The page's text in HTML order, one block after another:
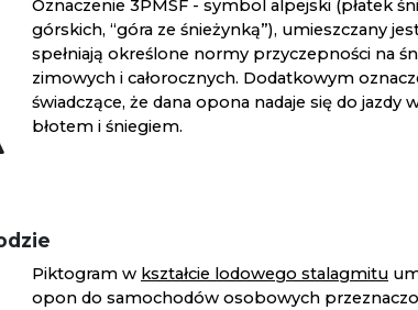
Oznaczenie 3PMSF - symbol alpejski (płatek
górskich, “góra ze śnieżynką”), umieszczany
spełniają określone normy przyczepności na
zimowych i całorocznych. Dodatkowym
świadczące, że dana opona nadaje się do jazdy
błotem i śniegiem.
Piktogram w kształcie lodowego stalagmitu
opon do samochodów osobowych